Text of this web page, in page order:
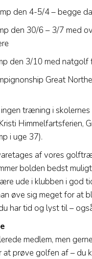
den 4-5/4 – begge
den 30/6 – 3/7 med
den 3/10 med
Great
ingen træning i
Himmelfartsferien,
i uge 37).
af vores
bolden bedst
ude i klubben i god
øve sig meget for at
har tid og lyst til –
medlem, men
at prøve golfen af – du